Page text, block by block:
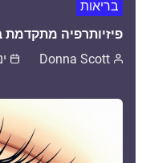
בריאות
פיזיותרפיה
Donna Scott ינו